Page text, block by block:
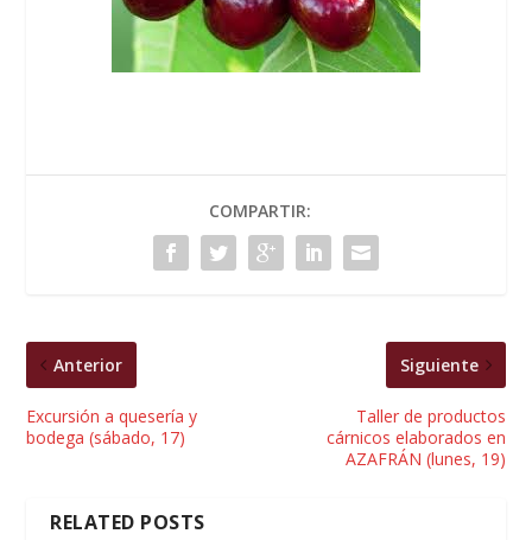
COMPARTIR:
Anterior
Excursión a quesería y
bodega (sábado, 17)
Siguiente
Taller de productos
cárnicos elaborados en
AZAFRÁN (lunes, 19)
RELATED POSTS